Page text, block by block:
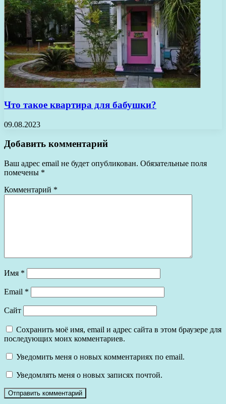
Что такое квартира для бабушки?
09.08.2023
Добавить комментарий
Ваш адрес email не будет опубликован. Обязательные поля
помечены *
Комментарий *
Имя *
Email *
Сайт
Сохранить моё имя, email и адрес сайта в этом браузере для
последующих моих комментариев.
Уведомить меня о новых комментариях по email.
Уведомлять меня о новых записях почтой.